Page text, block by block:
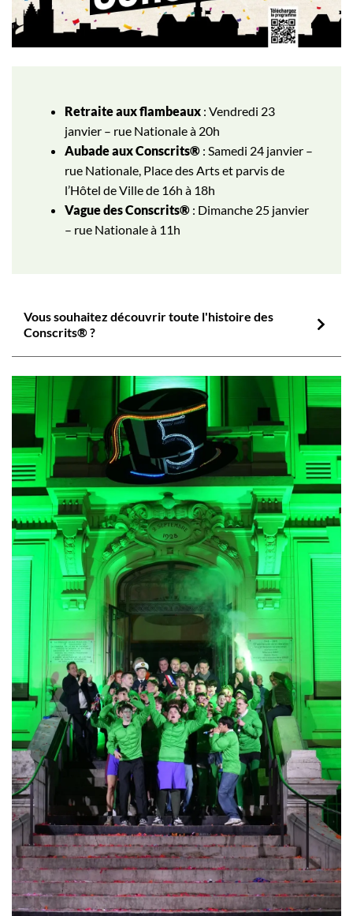
Retraite aux flambeaux : Vendredi 23
janvier – rue Nationale à 20h
Aubade aux Conscrits® : Samedi 24 janvier –
rue Nationale, Place des Arts et parvis de
l’Hôtel de Ville de 16h à 18h
Vague des Conscrits® : Dimanche 25 janvier
– rue Nationale à 11h
Vous souhaitez découvrir toute l'histoire des
Conscrits® ?